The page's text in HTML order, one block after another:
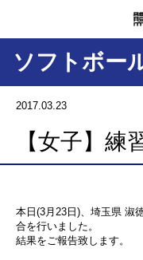
ソフトボー
2017.03.23
【女子】練
本日(3月23日)、埼玉県 淑
合を行いました。
結果をご報告致します。